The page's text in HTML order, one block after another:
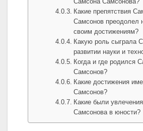
Какие препятствия
Самсонов преодолел
своим достижениям?
Какую роль сыграла
развитии науки и
Когда и где родился
Самсонов?
Какие достижения
Самсонов?
Какие были
Самсонова в юности?